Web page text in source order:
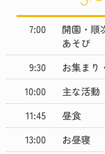
7:00
開園・順
あそび
9:30
お集まり
10:00
主な活動
11:45
昼食
13:00
お昼寝